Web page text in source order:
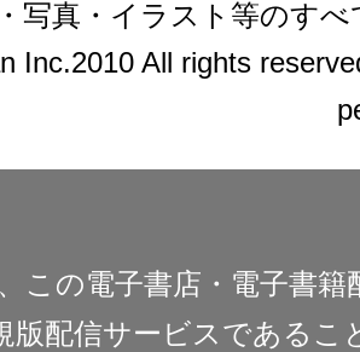
写真・イラスト等のす
Inc.2010 All rights
この電子書店・電子書
版配信サービスであるこ